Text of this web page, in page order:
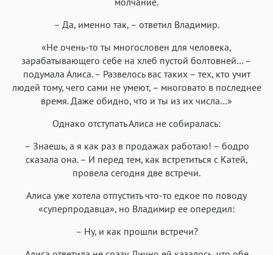
– Да, именно так, – ответил Владимир.
«Не очень-то ты многословен для человека,
зарабатывающего себе на хлеб пустой болтовней… –
подумала Алиса. – Развелось вас таких – тех, кто учит
людей тому, чего сами не умеют, – многовато в последнее
время. Даже обидно, что и ты из их числа…»
Однако отступать Алиса не собиралась:
– Знаешь, а я как раз в продажах работаю! – бодро
сказала она. – И перед тем, как встретиться с Катей,
провела сегодня две встречи.
Алиса уже хотела отпустить что-то едкое по поводу
«суперпродавца», но Владимир ее опередил:
– Ну, и как прошли встречи?